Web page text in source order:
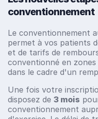
conventionnement
Le conventionnement
permet à vos patients
et de tarifs de
conventionné en
dans le cadre d'un
Une fois votre
disposez de 3 mois
conventionnement